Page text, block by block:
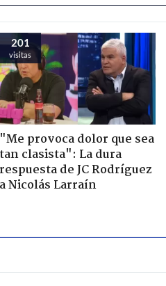
201
visitas
"Me provoca dolor que sea
tan clasista": La dura
respuesta de JC Rodríguez
a Nicolás Larraín